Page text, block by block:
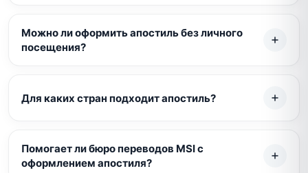
Можно ли оформить апостиль без личного
посещения?
Для каких стран подходит апостиль?
Помогает ли бюро переводов MSI с
оформлением апостиля?